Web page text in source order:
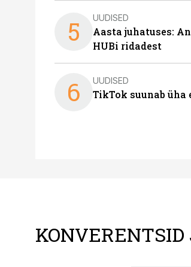
5 UUDISED
Aasta juhatuses:
HUBi ridadest
6 UUDISED
TikTok suunab üha